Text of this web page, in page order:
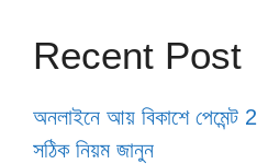
Recent Post
অনলাইনে আয় বিকাশে
সঠিক নিয়ম জানুন